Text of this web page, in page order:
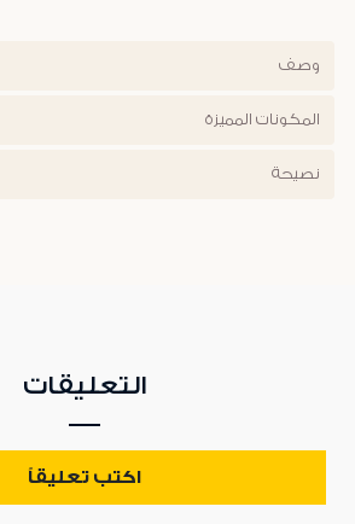
وصف
المكونات المميزة
نصيحة
التعليقات
اكتب تعليقاً